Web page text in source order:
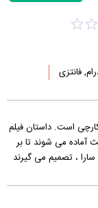
فانتزی
است. داستان فیلم
آماده می شوند تا بر
، تصمیم می گیرند